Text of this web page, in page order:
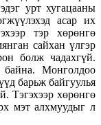
урт хугацааны
асар их
тэр хөрөнгө
сайхан үлгэр
болж чадахгүй.
Монголдоо
барьж байгуулья
Тэгэхээр хөрөнгө
мэт алхмуудыг л